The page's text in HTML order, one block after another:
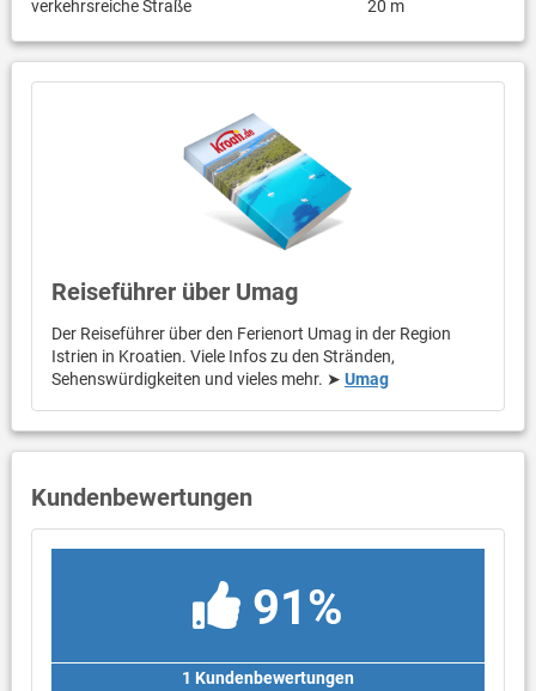
verkehrsreiche Straße 20 m
Reiseführer über Umag
Der Reiseführer über den Ferienort Umag in der Region
Istrien in Kroatien. Viele Infos zu den Stränden,
Sehenswürdigkeiten und vieles mehr. ➤ Umag
Kundenbewertungen
91%
1 Kundenbewertungen